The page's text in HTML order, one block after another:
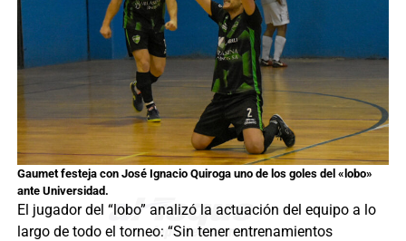
Gaumet festeja con José Ignacio Quiroga uno de los goles del «lobo»
ante Universidad.
El jugador del “lobo” analizó la actuación del equipo a lo
largo de todo el torneo: “Sin tener entrenamientos